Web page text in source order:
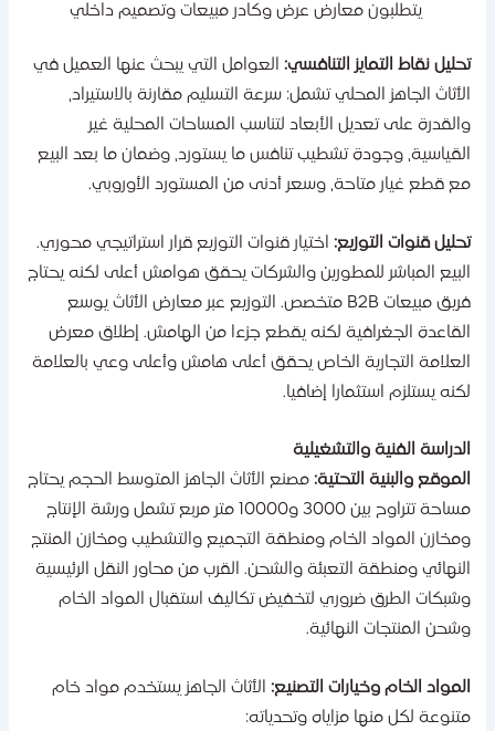
يتطلبون معارض عرض وكادر مبيعات وتصميم داخلي
نقاط التمايز التنافسي:العوامل التي يبحث عنها العميل في
الجاهز المحلي تشمل: سرعة التسليم مقارنة بالاستيراد،
على تعديل الأبعاد لتناسب المساحات المحلية غير
وجودة تشطيب تنافس ما يستورد، وضمان ما بعد البيع
قطع غيار متاحة، وسعر أدنى من المستورد الأوروبي.
قنوات التوزيع:اختيار قنوات التوزيع قرار استراتيجي محوري.
المباشر للمطورين والشركات يحقق هوامش أعلى لكنه يحتاج
فريق مبيعات B2B متخصص. التوزيع عبر معارض الأثاث يوسع
الجغرافية لكنه يقطع جزءا من الهامش. إطلاق معرض
التجارية الخاص يحقق أعلى هامش وأعلى وعي بالعلامة
يستلزم استثمارا إضافيا.
الفنية والتشغيلية
والبنية التحتية:مصنع الأثاث الجاهز المتوسط الحجم يحتاج
مساحة تتراوح بين 3000 و10000 متر مربع تشمل ورشة الإنتاج
المواد الخام ومنطقة التجميع والتشطيب ومخازن المنتج
ومنطقة التعبئة والشحن. القرب من محاور النقل الرئيسية
الطرق ضروري لتخفيض تكاليف استقبال المواد الخام
المنتجات النهائية.
الخام وخيارات التصنيع:الأثاث الجاهز يستخدم مواد خام
لكل منها مزاياه وتحدياته: